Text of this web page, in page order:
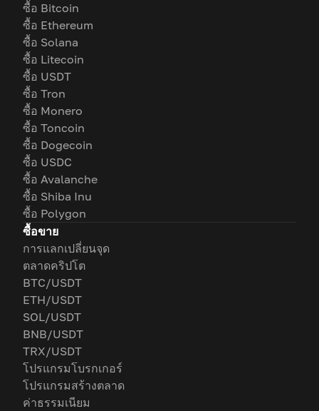
ซื้อ Bitcoin
ซื้อ Ethereum
ซื้อ Solana
ซื้อ Litecoin
ซื้อ USDT
ซื้อ Tron
ซื้อ Monero
ซื้อ Toncoin
ซื้อ Dogecoin
ซื้อ USDC
ซื้อ Avalanche
ซื้อ Shiba Inu
ซื้อ Polygon
ซื้อขาย
การแลกเปลี่ยนจุด
ตลาดคริปโต
BTC/USDT
ETH/USDT
SOL/USDT
BNB/USDT
TRX/USDT
โปรแกรมโบรกเกอร์
โปรแกรมสร้างตลาด
ค่าธรรมเนียม